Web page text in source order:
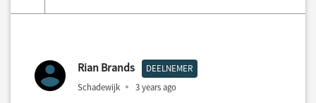
Rian Brands DEELNEMER
Schadewijk 3 years ago